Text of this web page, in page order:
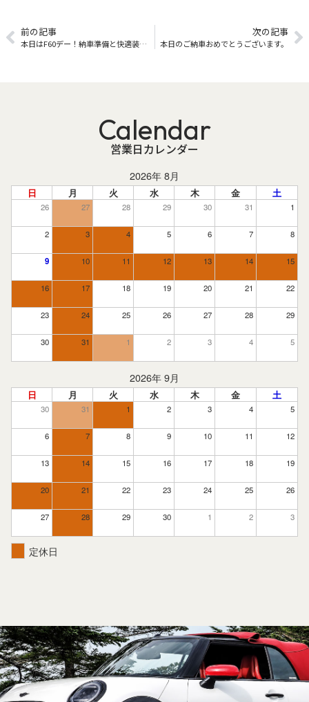
前の記事
本日はF60デー！納車準備と快適装備のご紹介
次の記事
本日のご納車おめでとうございます。
Calendar
営業日カレンダー
2026年 8月
日 月 火 水 木 金 土
26 27 28 29 30 31 1
2 3 4 5 6 7 8
9 10 11 12 13 14 15
16 17 18 19 20 21 22
23 24 25 26 27 28 29
30 31 1 2 3 4 5
2026年 9月
日 月 火 水 木 金 土
30 31 1 2 3 4 5
6 7 8 9 10 11 12
13 14 15 16 17 18 19
20 21 22 23 24 25 26
27 28 29 30 1 2 3
定休日